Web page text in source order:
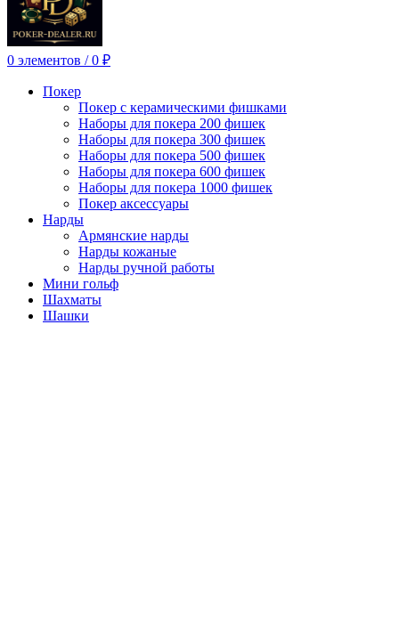
0 элементов / 0 ₽
Покер
Покер с керамическими фишками
Наборы для покера 200 фишек
Наборы для покера 300 фишек
Наборы для покера 500 фишек
Наборы для покера 600 фишек
Наборы для покера 1000 фишек
Покер аксессуары
Нарды
Армянские нарды
Нарды кожаные
Нарды ручной работы
Мини гольф
Шахматы
Шашки